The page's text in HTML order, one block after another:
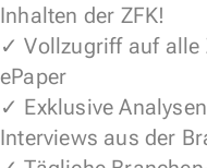
Inhalten der ZFK!
✓ Vollzugriff auf alle
ePaper
✓ Exklusive
Interviews aus der